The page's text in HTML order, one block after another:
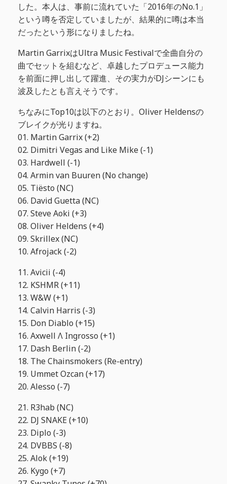
した。本人は、事前に流れていた「2016年のNo.1」
という噂を否定していましたが、結果的に噂は本当
だったという形になりましたね。
Martin GarrixはUltra Music Festivalで全曲自分の
曲でセットを組むなど、卓越したプロデュース能力
を前面に押し出して躍進、その実力がDJシーンにも
波及したとも言えそうです。
ちなみにTop10は以下のとおり。Oliver Heldensの
ブレイクが光りますね。
01. Martin Garrix (+2)
02. Dimitri Vegas and Like Mike (-1)
03. Hardwell (-1)
04. Armin van Buuren (No change)
05. Tiësto (NC)
06. David Guetta (NC)
07. Steve Aoki (+3)
08. Oliver Heldens (+4)
09. Skrillex (NC)
10. Afrojack (-2)
11. Avicii (-4)
12. KSHMR (+11)
13. W&W (+1)
14. Calvin Harris (-3)
15. Don Diablo (+15)
16. Axwell Λ Ingrosso (+1)
17. Dash Berlin (-2)
18. The Chainsmokers (Re-entry)
19. Ummet Ozcan (+17)
20. Alesso (-7)
21. R3hab (NC)
22. DJ SNAKE (+10)
23. Diplo (-3)
24. DVBBS (-8)
25. Alok (+19)
26. Kygo (+7)